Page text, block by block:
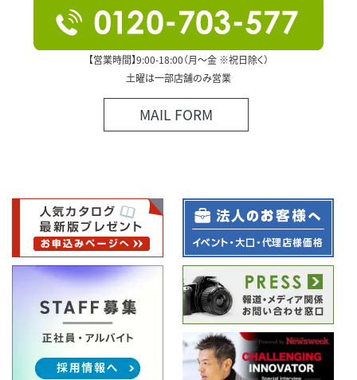
【営業時間】9:00-18:00（月～金 ※祝日除く）
土曜は一部店舗のみ営業
MAIL FORM